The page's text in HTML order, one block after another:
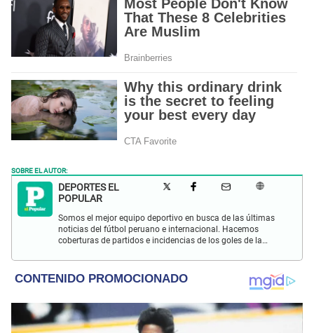
SOBRE EL AUTOR:
DEPORTES EL
POPULAR
Somos el mejor equipo deportivo en busca de las últimas
noticias del fútbol peruano e internacional. Hacemos
coberturas de partidos e incidencias de los goles de la
eventos deportivos.